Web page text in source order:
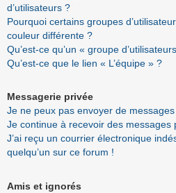
d’utilisateurs ?
Pourquoi certains groupes
couleur différente ?
Qu’est-ce qu’un « groupe
Qu’est-ce que le lien « L’équipe » ?
Messagerie privée
Je ne peux pas envoyer de
Je continue à recevoir des messages
J’ai reçu un courrier électronique
quelqu’un sur ce forum !
Amis et ignorés